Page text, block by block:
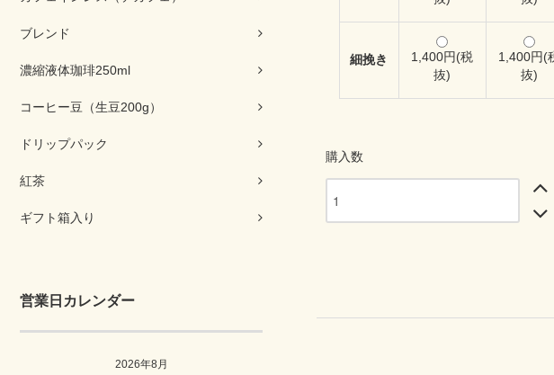
ブレンド
濃縮液体珈琲250ml
コーヒー豆（生豆200g）
ドリップパック
紅茶
ギフト箱入り
営業日カレンダー
2026年8月
細挽き
1,400円(税
抜)
1,400円(
抜)
購入数